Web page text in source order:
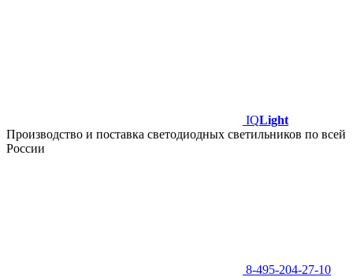
IQLight
Производство и поставка светодиодных светильников по всей
России
8-495-204-27-10